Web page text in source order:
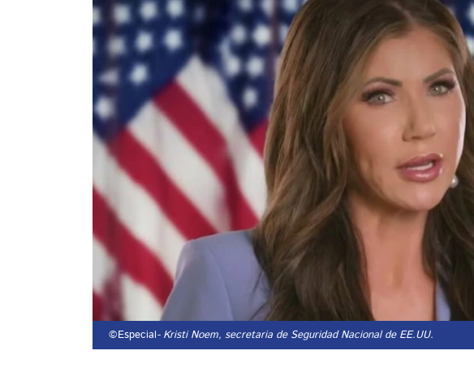
©Especial- Kristi Noem, secretaria de Seguridad Nacional de EE.UU.